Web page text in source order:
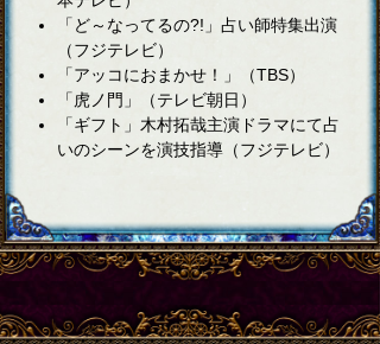
「ど～なってるの?!」 占い師特集出演
（フジテレビ）
「アッコにおまかせ！」
（TBS）
「虎ノ門」
（テレビ朝日）
「ギフト」 木村拓哉主演ドラマにて占
いのシーンを演技指導（フジテレビ）